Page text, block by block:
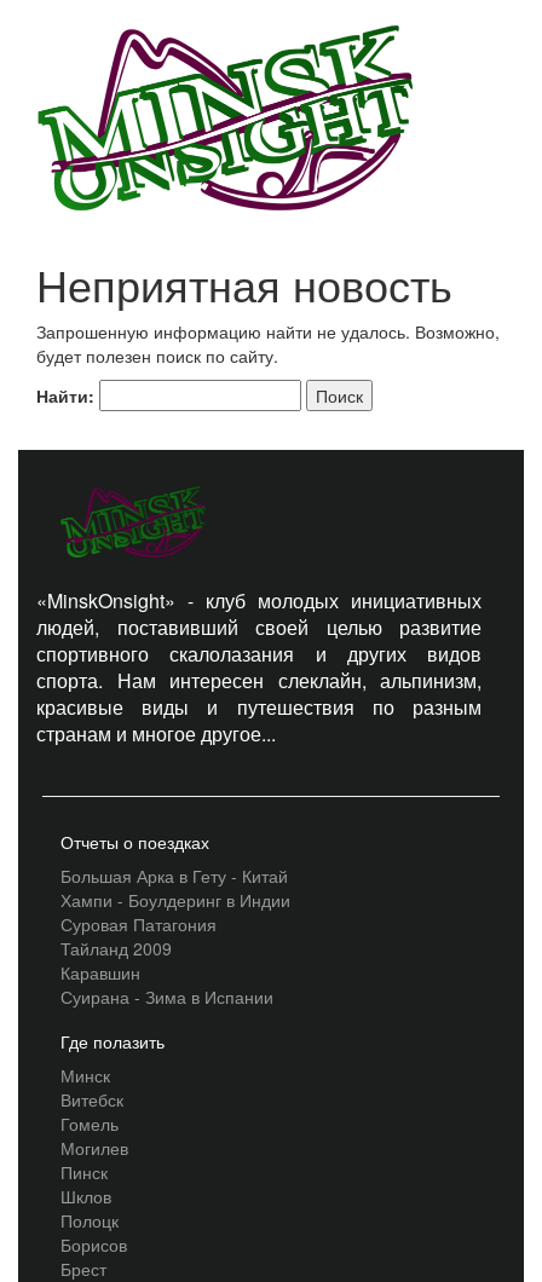
Неприятная новость
Запрошенную информацию найти не удалось. Возможно,
будет полезен поиск по сайту.
Найти:
«MinskOnsight» - клуб молодых инициативных
людей, поставивший своей целью развитие
спортивного скалолазания и других видов
спорта. Нам интересен слеклайн, альпинизм,
красивые виды и путешествия по разным
странам и многое другое...
Отчеты о поездках
Большая Арка в Гету - Китай
Хампи - Боулдеринг в Индии
Суровая Патагония
Тайланд 2009
Каравшин
Суирана - Зима в Испании
Где полазить
Минск
Витебск
Гомель
Могилев
Пинск
Шклов
Полоцк
Борисов
Брест